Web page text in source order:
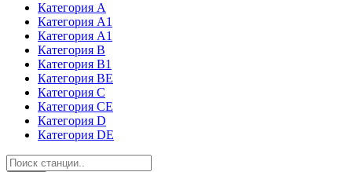
Категория А
Категория А1
Категория А1
Категория В
Категория В1
Категория BE
Категория С
Категория СЕ
Категория D
Категория DE